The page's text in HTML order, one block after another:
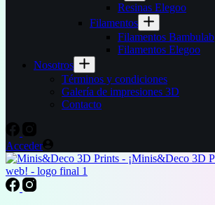
Resinas Elegoo
Filamentos
Filamentos Bambulab
Filamentos Elegoo
Nosotros
Términos y condiciones
Galería de impresiones 3D
Contacto
Acceder